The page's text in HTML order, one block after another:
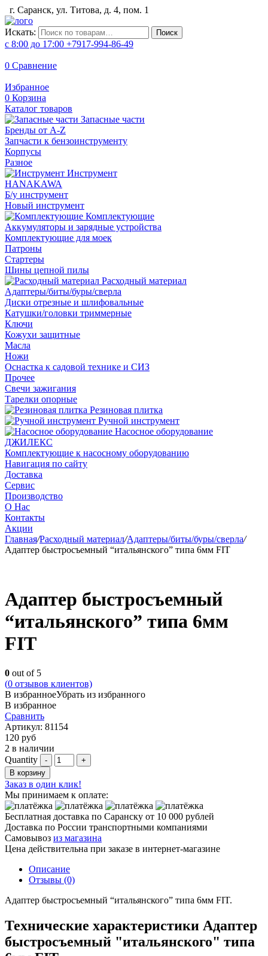
г. Саранск, ул. Титова, д. 4, пом. 1
Искать: Поиск
с 8:00 до 17:00 +7917-994-86-49
0 Сравнение
Избранное
0 Корзина
Каталог товаров
Запасные части
Бренды от A-Z
Запчасти к бензоинструменту
Корпусы
Разное
Инструмент
HANAKAWA
Б/у инструмент
Новый инструмент
Комплектующие
Аккумуляторы и зарядные устройства
Комплектующие для моек
Патроны
Стартеры
Шины цепной пилы
Расходный материал
Адаптеры/биты/буры/сверла
Диски отрезные и шлифовальные
Катушки/головки триммерные
Ключи
Кожухи защитные
Масла
Ножи
Оснастка к садовой технике и СИЗ
Прочее
Свечи зажигания
Тарелки опорные
Резиновая плитка
Ручной инструмент
Насосное оборудование
ДЖИЛЕКС
Комплектующие к насосному оборудованию
Навигация по сайту
Доставка
Сервис
Производство
О Нас
Контакты
Акции
Главная/Расходный материал/Адаптеры/биты/буры/сверла/
Адаптер быстросъемный “итальянского” типа 6мм FIT
Адаптер быстросъемный
“итальянского” типа 6мм
FIT
0 out of 5
(0 отзывов клиентов)
В избранноеУбрать из избранного
В избранное
Сравнить
Артикул: 81154
120 руб
2 в наличии
Quantity
В корзину
Заказ в один клик!
Мы принимаем к оплате:
Бесплатная доставка по Саранску от 10 000 рублей
Доставка по России транспортными компаниями
Самовывоз из магазина
Цена действительна при заказе в интернет-магазине
Описание
Отзывы (0)
Адаптер быстросъемный “итальянского” типа 6мм FIT.
Технические характеристики Адаптер
быстросъемный "итальянского" типа